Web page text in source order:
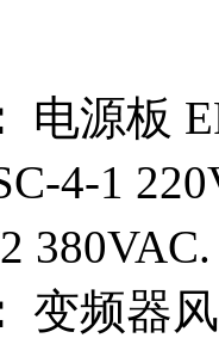
电源板
4-1
变频器